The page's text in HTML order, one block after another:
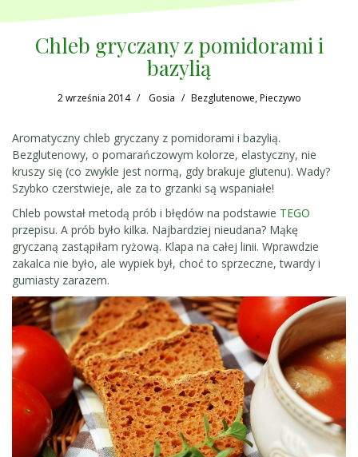
Chleb gryczany z pomidorami i
bazylią
2 września 2014 Gosia Bezglutenowe,Pieczywo
Aromatyczny chleb gryczany z pomidorami i bazylią.
Bezglutenowy, o pomarańczowym kolorze, elastyczny, nie
kruszy się (co zwykle jest normą, gdy brakuje glutenu). Wady?
Szybko czerstwieje, ale za to grzanki są wspaniałe!
Chleb powstał metodą prób i błędów na podstawie TEGO
przepisu. A prób było kilka. Najbardziej nieudana? Mąkę
gryczaną zastąpiłam ryżową. Klapa na całej linii. Wprawdzie
zakalca nie było, ale wypiek był, choć to sprzeczne, twardy i
gumiasty zarazem.